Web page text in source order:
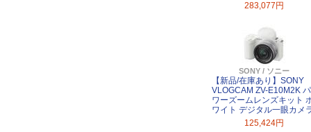
283,077円
SONY / ソニー
【新品/在庫あり】SONY
VLOGCAM ZV-E10M2K パ
ワーズームレンズキット
ワイト デジタル一眼カメ
125,424円